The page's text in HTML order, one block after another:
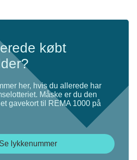
købt
her, hvis du allerede har
Måske er du den
gavekort til REMA 1000 på
Se lykkenummer